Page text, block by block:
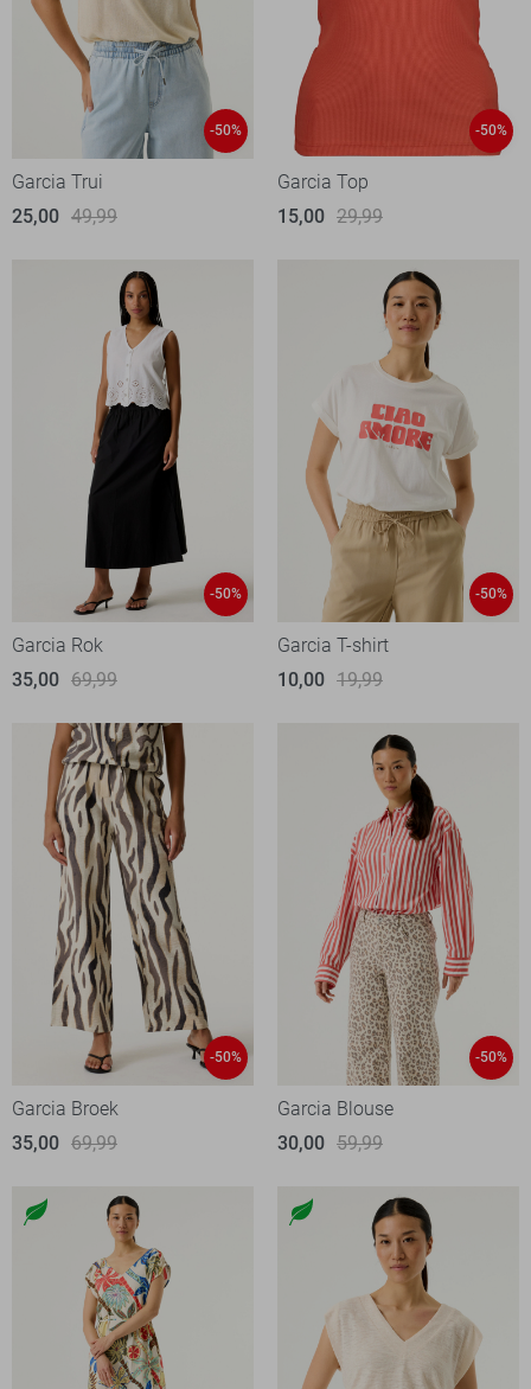
-50%
Garcia Trui
25,00 49,99
-50%
Garcia Top
15,00 29,99
-50%
Garcia Rok
35,00 69,99
-50%
Garcia T-shirt
10,00 19,99
-50%
Garcia Broek
35,00 69,99
-50%
Garcia Blouse
30,00 59,99